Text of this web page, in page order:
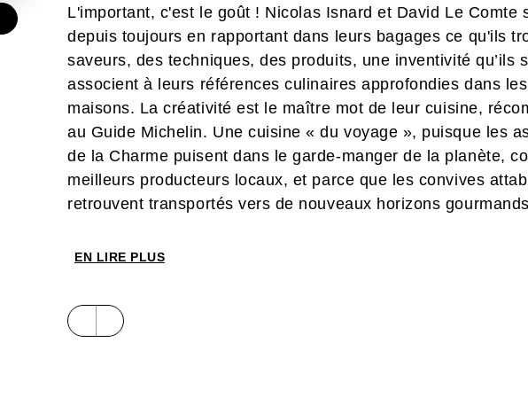
L'important, c'est le goût ! Nicolas Isnard et David Le Comte
depuis toujours en rapportant dans leurs bagages ce qu'ils
saveurs, des techniques, des produits, une inventivité qu’ils
associent à leurs références culinaires approfondies dans
maisons. La créativité est le maître mot de leur cuisine,
au Guide Michelin. Une cuisine « du voyage », puisque les
de la Charme puisent dans le garde-manger de la planète,
meilleurs producteurs locaux, et parce que les convives
retrouvent transportés vers de nouveaux horizons
EN LIRE PLUS